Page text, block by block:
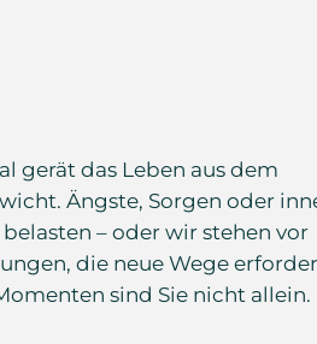
gerät das Leben aus dem
Ängste, Sorgen oder
– oder wir stehen vor
die neue Wege
sind Sie nicht allein.